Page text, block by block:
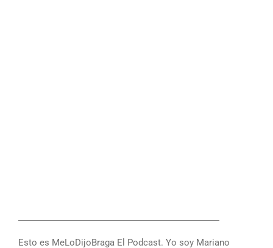
――――――――――――――――――――――
Esto es MeLoDijoBraga El Podcast. Yo soy Mariano